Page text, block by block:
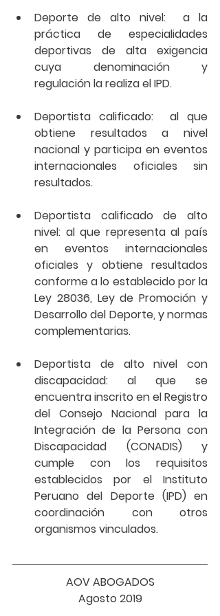
Deporte de alto nivel:  a la
práctica de especialidades
deportivas de alta exigencia
cuya denominación y
regulación la realiza el IPD.
Deportista calificado:  al que
obtiene resultados a nivel
nacional y participa en eventos
internacionales oficiales sin
resultados.
Deportista calificado de alto
nivel: al que representa al país
en eventos internacionales
oficiales y obtiene resultados
conforme a lo establecido por la
Ley 28036, Ley de Promoción y
Desarrollo del Deporte, y normas
complementarias.
Deportista de alto nivel con
discapacidad: al que se
encuentra inscrito en el Registro
del Consejo Nacional para la
Integración de la Persona con
Discapacidad (CONADIS) y
cumple con los requisitos
establecidos por el Instituto
Peruano del Deporte (IPD) en
coordinación con otros
organismos vinculados.
AOV ABOGADOS
Agosto 2019